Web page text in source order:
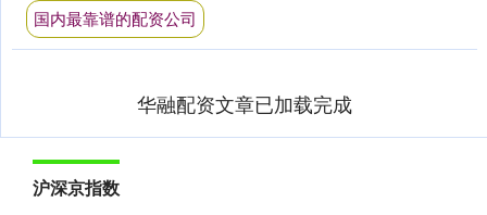
国内最靠谱的配资公司
华融配资文章已加载完成
沪深京指数